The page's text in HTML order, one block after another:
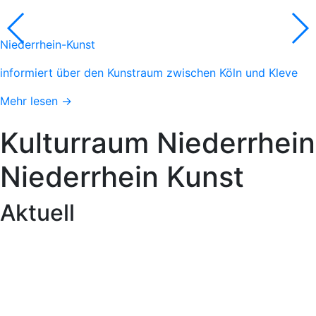
Niederrhein-Kunst
informiert über den Kunstraum zwischen Köln und Kleve
Mehr lesen →
Kulturraum Niederrhein
Niederrhein Kunst
Aktuell